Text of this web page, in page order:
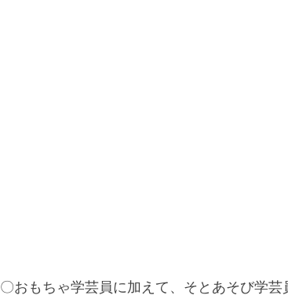
〇おもちゃ学芸員に加えて、そとあそび学芸